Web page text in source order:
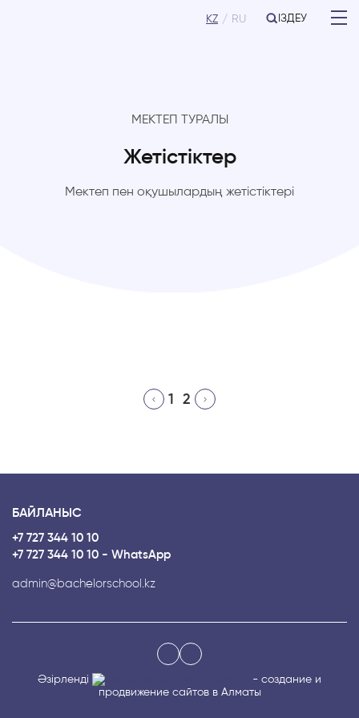
KZ RU ІЗДЕУ
МЕКТЕП ТУРАЛЫ
Жетістіктер
Мектеп пен оқушылардың жетістіктері
1 2
БАЙЛАНЫС
+7 727 344 10 10
+7 727 344 10 10 - WhatsApp
admin@bachelorschool.kz
Әзірленді
- создание и
продвижение сайтов в Алматы